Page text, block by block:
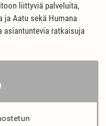
liittyviä palveluita,
ja Aatu sekä Humana
asiantuntevia ratkaisuja